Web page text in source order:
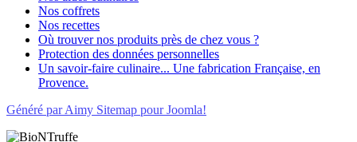
Nos coffrets
Nos recettes
Où trouver nos produits près de chez vous ?
Protection des données personnelles
Un savoir-faire culinaire... Une fabrication Française, en
Provence.
Généré par Aimy Sitemap pour Joomla!